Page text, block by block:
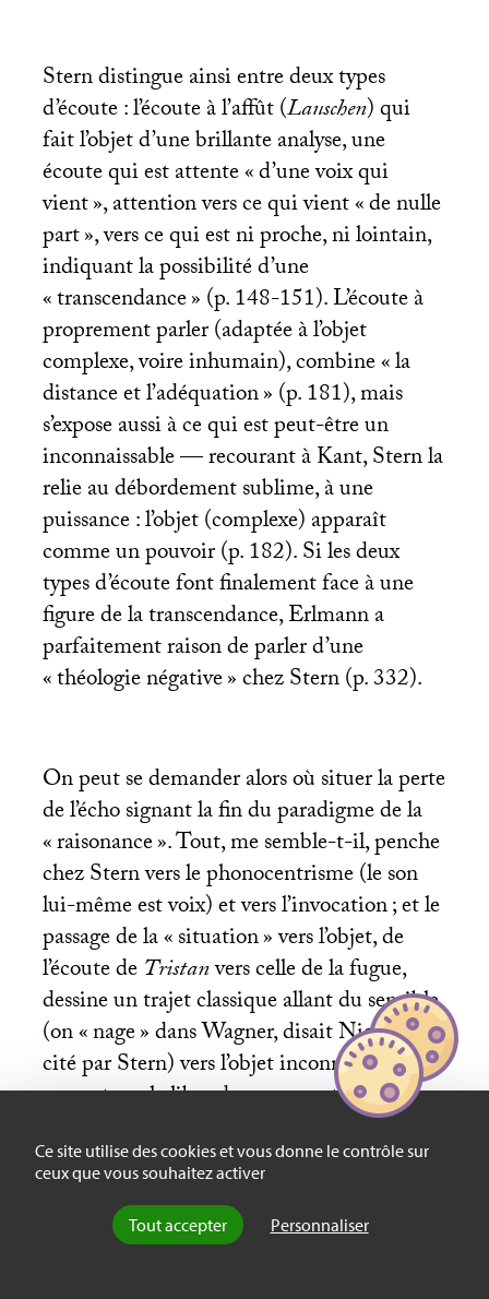
Ce site utilise des cookies et vous donne le contrôle sur
ceux que vous souhaitez activer
Tout accepter Personnaliser
Stern distingue ainsi entre deux types
d’écoute : l’écoute à l’affût (Lauschen) qui
fait l’objet d’une brillante analyse, une
écoute qui est attente «d’une voix qui
vient», attention vers ce qui vient «de nulle
part», vers ce qui est ni proche, ni lointain,
indiquant la possibilité d’une
«transcendance» (p. 148-151). L’écoute à
proprement parler (adaptée à l’objet
complexe, voire inhumain), combine «la
distance et l’adéquation» (p. 181), mais
s’expose aussi à ce qui est peut-être un
inconnaissable — recourant à Kant, Stern la
relie au débordement sublime, à une
puissance : l’objet (complexe) apparaît
comme un pouvoir (p. 182). Si les deux
types d’écoute font finalement face à une
figure de la transcendance, Erlmann a
parfaitement raison de parler d’une
«théologie négative» chez Stern (p. 332).
On peut se demander alors où situer la perte
de l’écho signant la fin du paradigme de la
«raisonance». Tout, me semble-t-il, penche
chez Stern vers le phonocentrisme (le son
lui-même est voix) et vers l’invocation; et le
passage de la «situation» vers l’objet, de
l’écoute deTristanvers celle de la fugue,
dessine un trajet classique allant du sensible
(on «nage» dans Wagner, disait Nietzsche,
cité par Stern) vers l’objet inconnaissable, en
passant par la libre danse mozartienne (p.
101), moment de l’homme affranchi qui
devra pourtant se soumettre, se diviser, se
plier à la Loi. «
marquant la fin du sujet des Lumières
constitué par l’écoute maîtrisée, apparaîtrait